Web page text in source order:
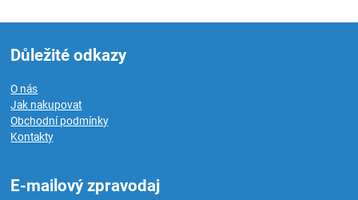
Důležité odkazy
O nás
Jak nakupovat
Obchodní podmínky
Kontakty
E-mailový zpravodaj